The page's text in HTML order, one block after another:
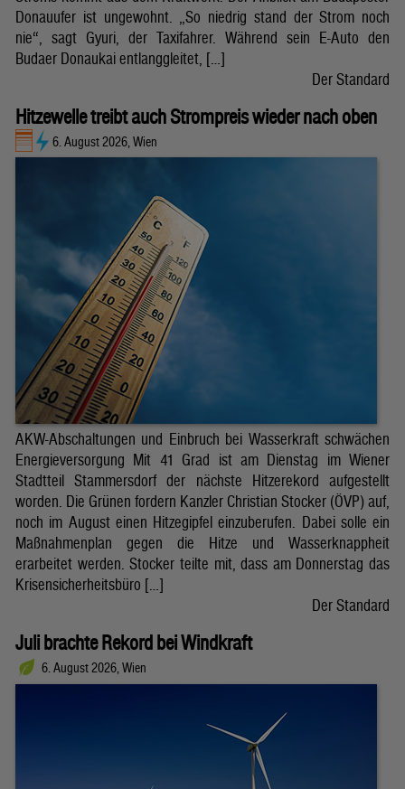
Donauufer ist ungewohnt. „So niedrig stand der Strom noch
nie“, sagt Gyuri, der Taxifahrer. Während sein E-Auto den
Budaer Donaukai entlanggleitet, […]
Der Standard
Hitzewelle treibt auch Strompreis wieder nach oben
6. August 2026, Wien
AKW-Abschaltungen und Einbruch bei Wasserkraft schwächen
Energieversorgung Mit 41 Grad ist am Dienstag im Wiener
Stadtteil Stammersdorf der nächste Hitzerekord aufgestellt
worden. Die Grünen fordern Kanzler Christian Stocker (ÖVP) auf,
noch im August einen Hitzegipfel einzuberufen. Dabei solle ein
Maßnahmenplan gegen die Hitze und Wasserknappheit
erarbeitet werden. Stocker teilte mit, dass am Donnerstag das
Krisensicherheitsbüro […]
Der Standard
Juli brachte Rekord bei Windkraft
6. August 2026, Wien